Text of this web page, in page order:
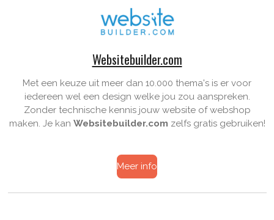
Websitebuilder.com
Met een keuze uit meer dan 10.000 thema's is er voor
iedereen wel een design welke jou zou aanspreken.
Zonder technische kennis jouw website ofwebshop
maken. Je kan Websitebuilder.com zelfs gratis gebruiken!
Meer info